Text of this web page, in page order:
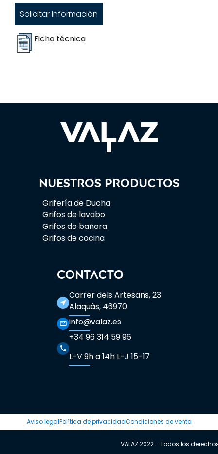
Solicitar Información
Ficha técnica
Nuestros productos
Grifería de Ducha
Grifos de lavabo
Grifos de bañera
Grifos de cocina
CONTACTO
near_me
Carrer dels Artesans, 23
Alaquàs, 46970
mail_outline info@valaz.es
phone
+34 96 314 59 96
L-V 9h a 14h L-J 15-17
Aviso legalPolítica de privacidadCondiciones de venta
VALAZ 2022 - Todos los